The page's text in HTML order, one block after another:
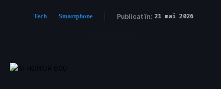
Tech Smartphone Publicat în: 21 mai 2026